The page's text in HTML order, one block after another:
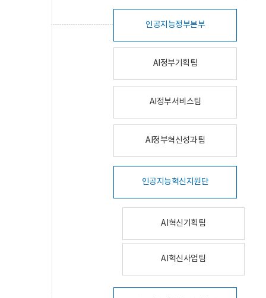
인공지능정부본부
AI정부기획팀
AI정부서비스팀
AI정부혁신성과팀
인공지능혁신지원단
AI혁신기획팀
AI혁신사업팀